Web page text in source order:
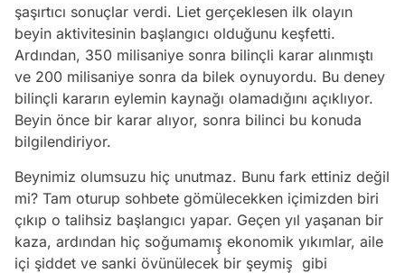
şaşırtıcı sonuçlar verdi. Liet gerçeklesen ilk olayın
beyin aktivitesinin başlangıcı olduğunu keşfetti.
Ardından, 350 milisaniye sonra bilinçli karar alınmıştı
ve 200 milisaniye sonra da bilek oynuyordu. Bu deney
bilinçli kararın eylemin kaynağı olamadığını açıklıyor.
Beyin önce bir karar alıyor, sonra bilinci bu konuda
bilgilendiriyor.
Beynimiz olumsuzu hiç unutmaz. Bunu fark ettiniz değil
mi? Tam oturup sohbete gömülecekken içimizden biri
çıkıp o talihsiz başlangıcı yapar. Geçen yıl yaşanan bir
kaza, ardından hiç soğumamış̧ ekonomik yıkımlar, aile
içi şiddet ve sanki övünülecek bir şeymiş̧ gibi